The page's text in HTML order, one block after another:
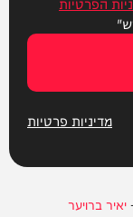
מדיניות פרטיות
יאיר ברויער